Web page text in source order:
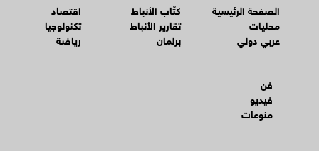
الصفحة الرئيسية
محليات
عربي دولي
كتّاب الأنباط
تقارير الأنباط
برلمان
اقتصاد
تكنولوجيا
رياضة
فن
فيديو
منوعات